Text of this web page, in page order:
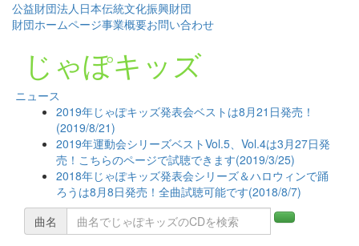
公益財団法人日本伝統文化振興財団
財団ホームページ事業概要お問い合わせ
じゃぽキッズ
ニュース
2019年じゃぽキッズ発表会ベストは8月21日発売！
(2019/8/21)
2019年運動会シリーズベストVol.5、Vol.4は3月27日発
売！こちらのページで試聴できます(2019/3/25)
2018年じゃぽキッズ発表会シリーズ＆ハロウィンで踊
ろうは8月8日発売！全曲試聴可能です(2018/8/7)
曲名